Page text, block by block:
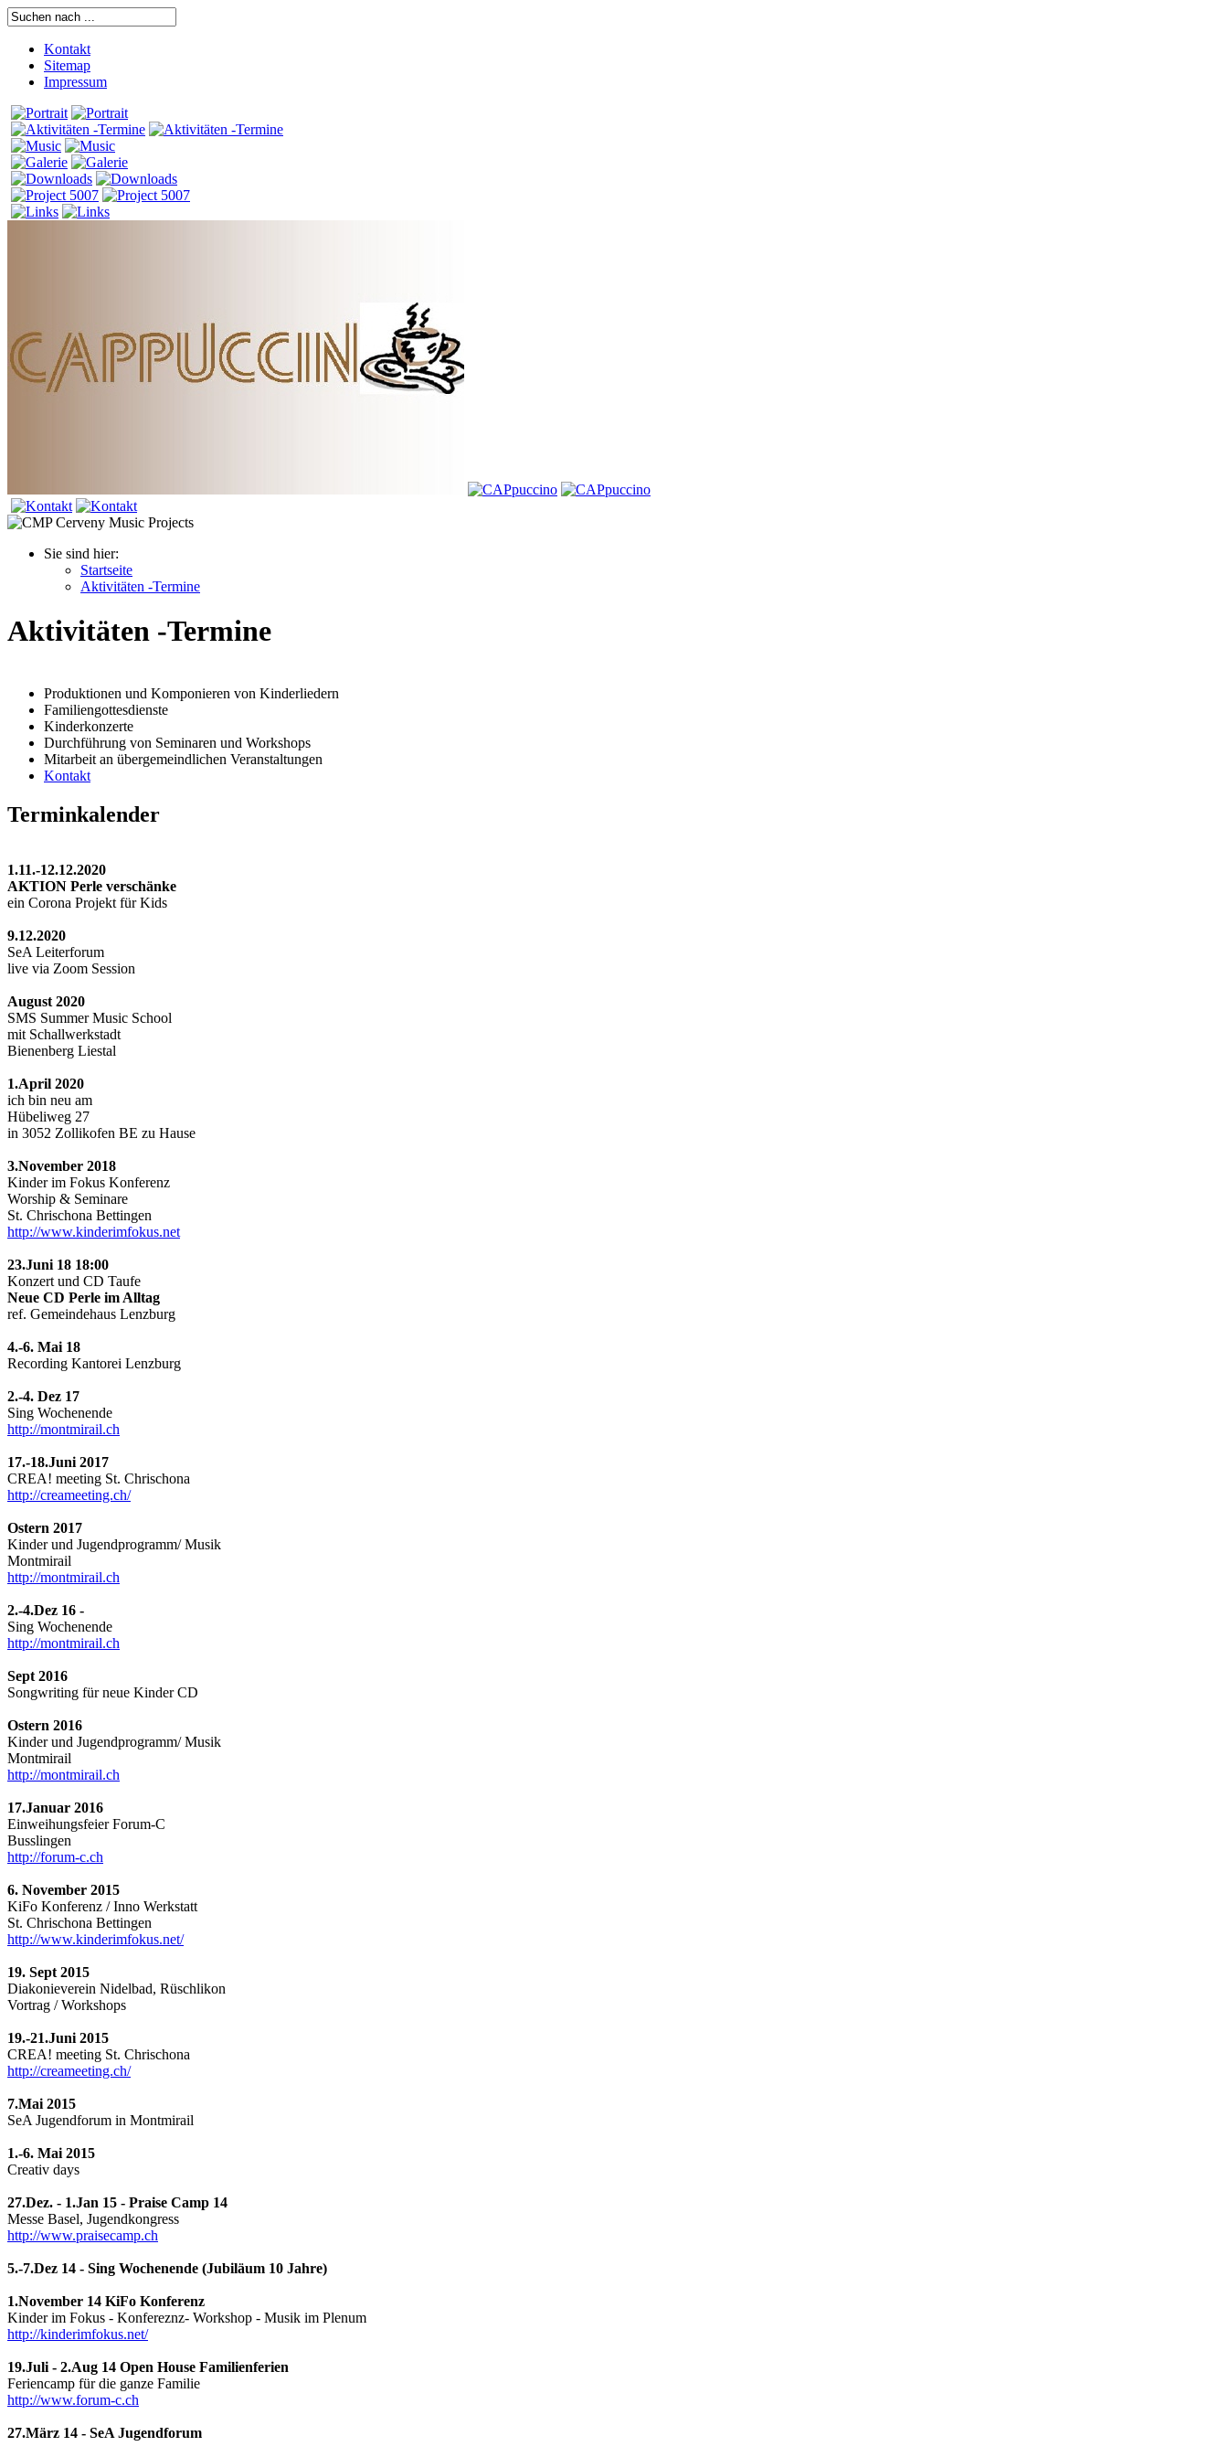
Kontakt
Sitemap
Impressum
Sie sind hier:
Startseite
Aktivitäten -Termine
Aktivitäten -Termine
Produktionen und Komponieren von Kinderliedern
Familiengottesdienste
Kinderkonzerte
Durchführung von Seminaren und Workshops
Mitarbeit an übergemeindlichen Veranstaltungen
Kontakt
Terminkalender
1.11.-12.12.2020
AKTION Perle verschänke
ein Corona Projekt für Kids
9.12.2020
SeA Leiterforum
live via Zoom Session
August 2020
SMS Summer Music School
mit Schallwerkstadt
Bienenberg Liestal
1.April 2020
ich bin neu am
Hübeliweg 27
in 3052 Zollikofen BE zu Hause
3.November 2018
Kinder im Fokus Konferenz
Worship & Seminare
St. Chrischona Bettingen
http://www.kinderimfokus.net
23.Juni 18 18:00
Konzert und CD Taufe
Neue CD Perle im Alltag
ref. Gemeindehaus Lenzburg
4.-6. Mai 18
Recording Kantorei Lenzburg
2.-4. Dez 17
Sing Wochenende
http://montmirail.ch
17.-18.Juni 2017
CREA! meeting St. Chrischona
http://creameeting.ch/
Ostern 2017
Kinder und Jugendprogramm/ Musik
Montmirail
http://montmirail.ch
2.-4.Dez 16 -
Sing Wochenende
http://montmirail.ch
Sept 2016
Songwriting für neue Kinder CD
Ostern 2016
Kinder und Jugendprogramm/ Musik
Montmirail
http://montmirail.ch
17.Januar 2016
Einweihungsfeier Forum-C
Busslingen
http://forum-c.ch
6. November 2015
KiFo Konferenz / Inno Werkstatt
St. Chrischona Bettingen
http://www.kinderimfokus.net/
19. Sept 2015
Diakonieverein Nidelbad, Rüschlikon
Vortrag / Workshops
19.-21.Juni 2015
CREA! meeting St. Chrischona
http://creameeting.ch/
7.Mai 2015
SeA Jugendforum in Montmirail
1.-6. Mai 2015
Creativ days
27.Dez. - 1.Jan 15 - Praise Camp 14
Messe Basel, Jugendkongress
http://www.praisecamp.ch
5.-7.Dez 14 - Sing Wochenende (Jubiläum 10 Jahre)
1.November 14 KiFo Konferenz
Kinder im Fokus - Konfereznz- Workshop - Musik im Plenum
http://kinderimfokus.net/
19.Juli - 2.Aug 14 Open House Familienferien
Feriencamp für die ganze Familie
http://www.forum-c.ch
27.März 14 - SeA Jugendforum